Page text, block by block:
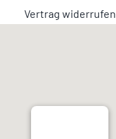
Vertrag widerrufen